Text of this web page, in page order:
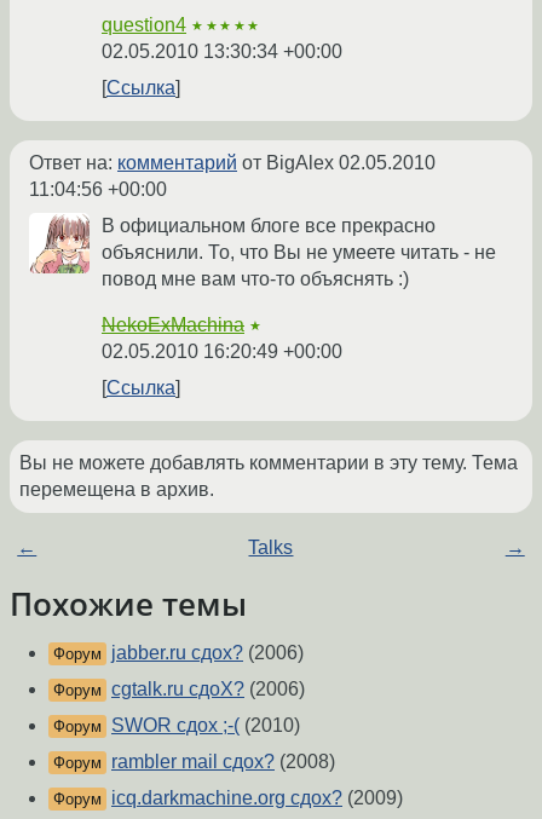
question4 ★★★★★
02.05.2010 13:30:34 +00:00
Ссылка
Ответ на: комментарий от BigAlex 02.05.2010
11:04:56 +00:00
В официальном блоге все прекрасно
объяснили. То, что Вы не умеете читать - не
повод мне вам что-то объяснять :)
NekoExMachina ★
02.05.2010 16:20:49 +00:00
Ссылка
Вы не можете добавлять комментарии в эту тему. Тема
перемещена в архив.
← Talks →
Похожие темы
Форум jabber.ru сдох? (2006)
Форум cgtalk.ru сдоХ? (2006)
Форум SWOR сдох ;-( (2010)
Форум rambler mail сдох? (2008)
Форум icq.darkmachine.org сдох? (2009)